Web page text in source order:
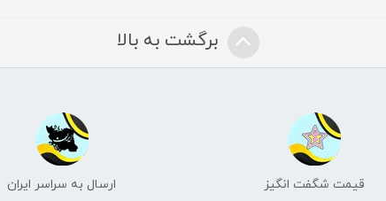
برگشت به بالا
قیمت شگفت انگیز ارسال به سراسر ایران